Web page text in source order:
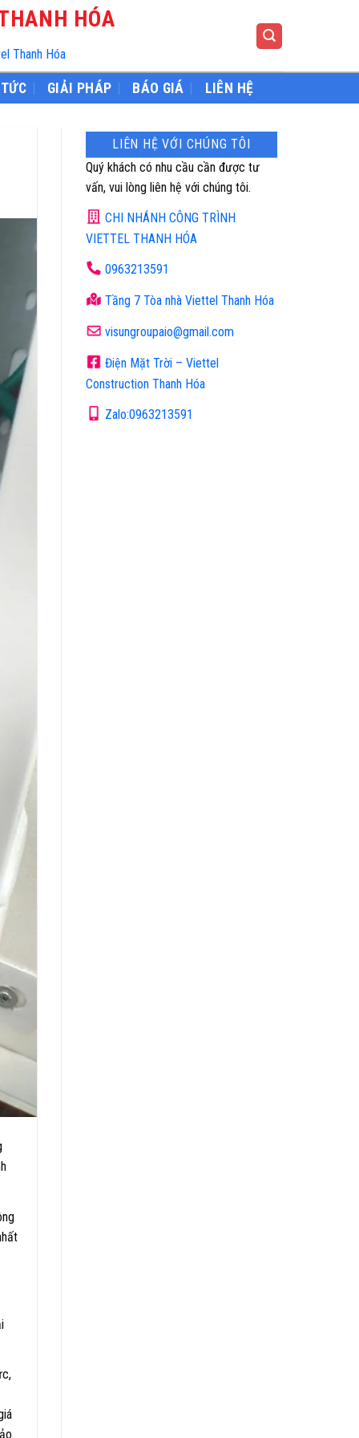
HÓA
Thanh Hóa
GIẢI PHÁP BÁO GIÁ LIÊN HỆ
LIÊN HỆ VỚI CHÚNG TÔI
Quý khách có nhu cầu cần được tư
vấn, vui lòng liên hệ với chúng tôi.
CHI NHÁNH CÔNG TRÌNH
VIETTEL THANH HÓA
0963213591
Tầng 7 Tòa nhà Viettel Thanh Hóa
visungroupaio@gmail.com
Điện Mặt Trời – Viettel
Construction Thanh Hóa
Zalo:0963213591